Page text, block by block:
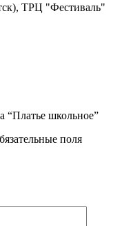
ТРЦ "Фестиваль"
“Платье школьное”
поля